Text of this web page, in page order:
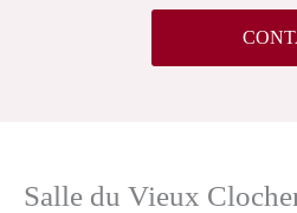
Salle du Vieux